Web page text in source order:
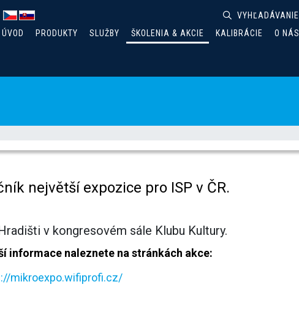
VYHĽADÁVANIE
ÚVOD
PRODUKTY SLUŽBY ŠKOLENIA & AKCIE KALIBRÁCIE O NÁS
největší expozice pro ISP v ČR.
v kongresovém sále Klubu Kultury.
informace naleznete na stránkách akce:
mikroexpo.wifiprofi.cz/